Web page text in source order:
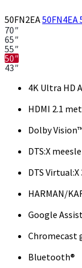
50FN2EA50FN4EA
70″
65″
55″
50″
43″
4K Ultra HD
HDMI 2.1
Dolby
DTS:X
DTS
HARMAN/
Google
Chromecast
Bluetooth®